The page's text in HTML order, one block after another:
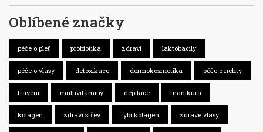
Oblíbené značky
péče o pleť probiotika zdraví laktobacily
péče o vlasy detoxikace dermokosmetika péče o nehty
trávení multivitamíny depilace manikúra
kolagen zdraví střev rybí kolagen zdravé vlasy